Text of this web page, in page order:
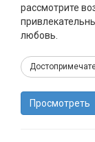
рассмотрите
любовь.
Просмотреть